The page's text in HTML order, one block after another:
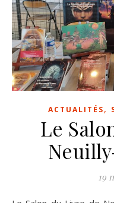
ACTUALITÉS,
Le
19